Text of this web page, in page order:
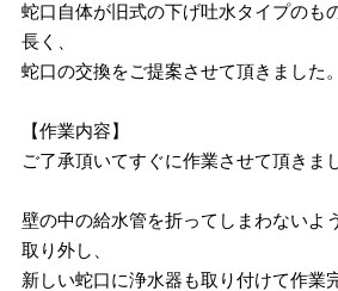
蛇口自体が旧式の下げ吐水タイプのも
長く、
蛇口の交換をご提案させて頂きました。
【作業内容】
ご了承頂いてすぐに作業させて頂きま
壁の中の給水管を折ってしまわないよ
取り外し、
新しい蛇口に浄水器も取り付けて作業